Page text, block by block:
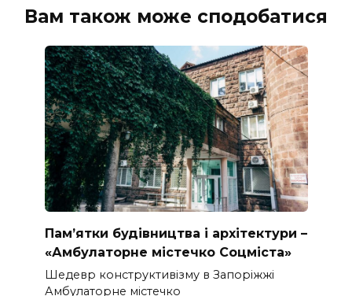
Вам також може сподобатися
Пам’ятки будівництва і архітектури –
«Амбулаторне містечко Соцміста»
Шедевр конструктивізму в Запоріжжі
Амбулаторне містечко